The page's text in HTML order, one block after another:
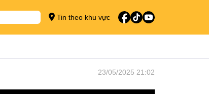
Tin theo khu vực
23/05/2025 21:02